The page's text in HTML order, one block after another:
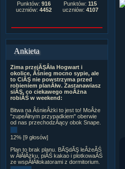
Punktów: 916
uczniów: 4452
Punktów: 115
uczniów: 4107
Ankieta
Zima przejĂŞÂła Hogwart i
okolice, Âśnieg mocno sypie, ale
to CiĂŞ nie powstrzyma przed
robieniem planĂłw. Zastanawiasz
siĂŞ, co ciekawego moÂżna
robiĂŚ w weekend:
Bitwa na ÂśnieÂżki to jest to! MoÂże
"zupeÂłnym przypadkiem" oberwie
od nas przechodzÂący obok Snape.
12% [9 głosów]
Plan to brak planu. BĂŞdĂŞ leÂżeĂŚ
w ÂłĂłÂżku, piĂŚ kakao i plotkowaĂŚ
ze wspĂłÂłlokatorami z dormitorium.